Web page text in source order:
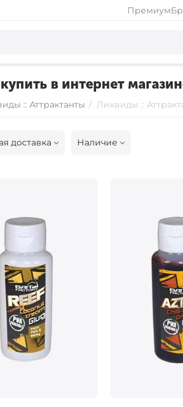
Премиум
в интернет
:: Аттрактанты / Ликвиды ::
доставка Наличие